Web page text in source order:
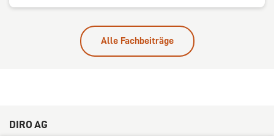
Alle Fachbeiträge
DIRO AG